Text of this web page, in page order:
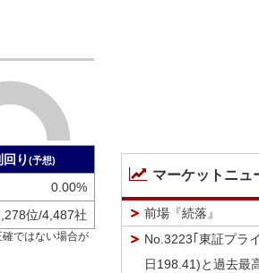
り (予想)
0.00%
位/4,487社
ではない場合が
マーケットニュ
前場『続落』
No.3223｢東証プラ
日198.41)と過去最